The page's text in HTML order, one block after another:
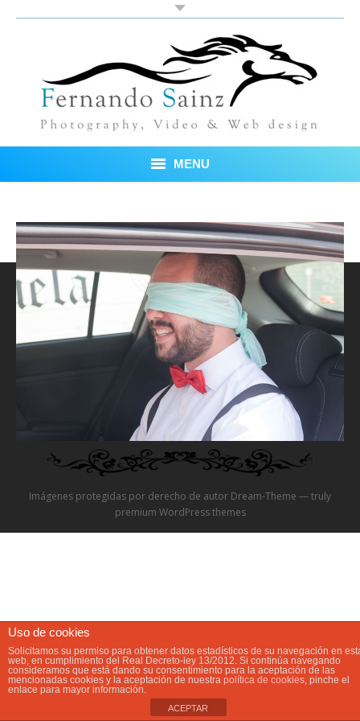
MENU
Fotos
Blog
Sobre mí
Preguntas?
Precios
Contacta
Imágenes protegidas por derecho de autor Dream-Theme — truly
premium WordPress themes
Uso de cookies
Solicitamos su permiso para obtener datos estadísticos de su navegación en
web, en cumplimiento del Real Decreto-ley 13/2012. Si continúa navegando
consideramos que está dando su consentimiento para la aceptación de las
mencionadas cookies y la aceptación de nuestra política de cookies, pinche el
enlace para mayor información.
ACEPTAR